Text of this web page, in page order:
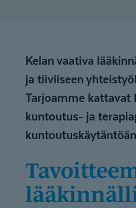
Kelan vaativa
ja tiiviiseen
Tarjoamme kattavat
kuntoutus- ja
Tavoitteemme yksilöllisessä vaativassa